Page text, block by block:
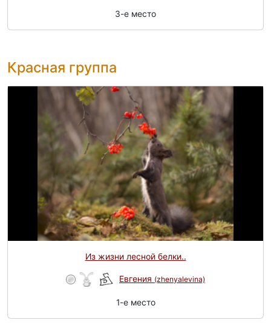
3-e место
Красная группа
Из жизни лесной белки..
Евгения (zhenyalevina)
1-e место